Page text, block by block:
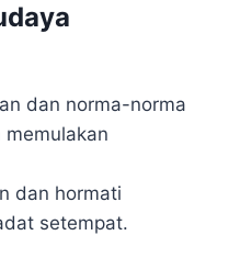
dan norma-norma
dan hormati
setempat.